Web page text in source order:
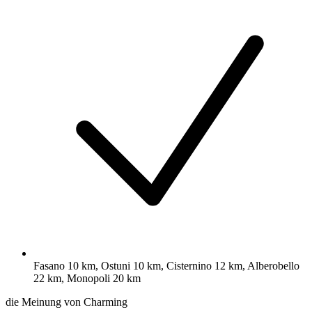
Fasano 10 km, Ostuni 10 km, Cisternino 12 km, Alberobello
22 km, Monopoli 20 km
die Meinung von Charming